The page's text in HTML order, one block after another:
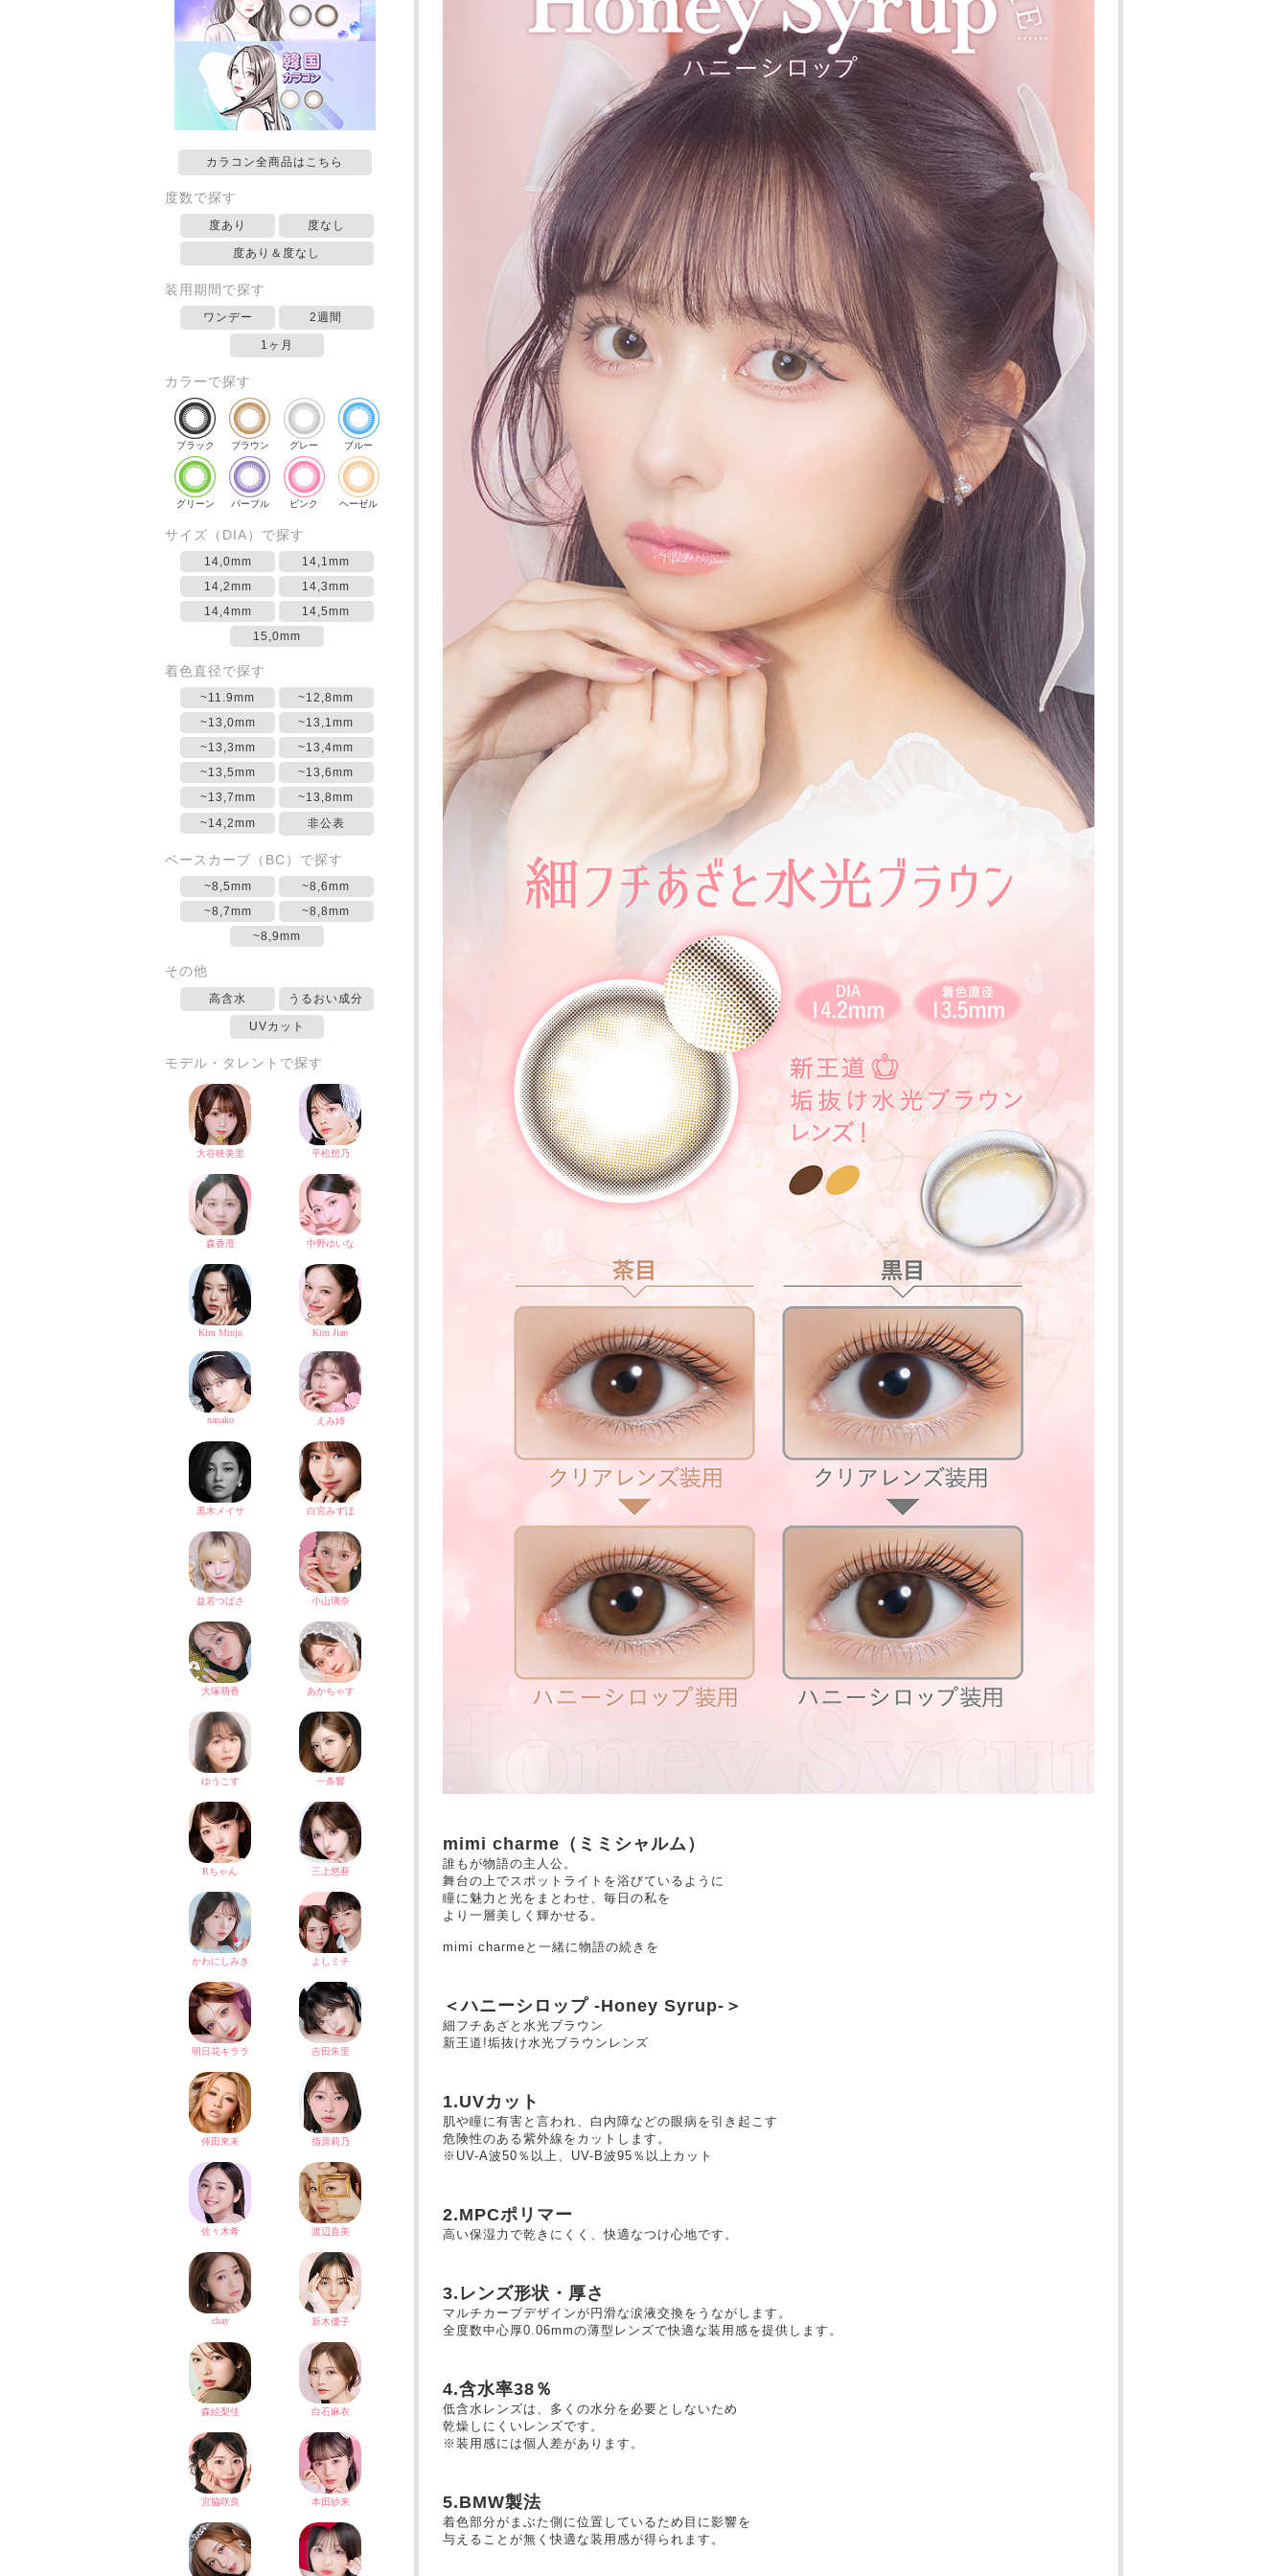
カラコン全商品はこちら
度数で探す
度あり 度なし
度あり＆度なし
装用期間で探す
ワンデー 2週間
1ヶ月
カラーで探す
ブラック ブラウン グレー ブルー
グリーン パープル ピンク ヘーゼル
サイズ（DIA）で探す
14,0mm
14,1mm
14,2mm
14,3mm
14,4mm
14,5mm
15,0mm
着色直径で探す
~11.9mm
~12,8mm
~13,0mm
~13,1mm
~13,3mm
~13,4mm
~13,5mm
~13,6mm
~13,7mm
~13,8mm
~14,2mm
非公表
ベースカーブ（BC）で探す
~8,5mm
~8,6mm
~8,7mm
~8,8mm
~8,9mm
その他
高含水 うるおい成分
UVカット
モデル・タレントで探す
mimi charme（ミミシャルム）
誰もが物語の主人公。
舞台の上でスポットライトを浴びているように
瞳に魅力と光をまとわせ、毎日の私を
より一層美しく輝かせる。
mimi charmeと一緒に物語の続きを
＜ハニーシロップ -Honey Syrup-＞
細フチあざと水光ブラウン
新王道!垢抜け水光ブラウンレンズ
1.UVカット
肌や瞳に有害と言われ、白内障などの眼病を引き起こす
危険性のある紫外線をカットします。
※UV-A波50％以上、UV-B波95％以上カット
2.MPCポリマー
高い保湿力で乾きにくく、快適なつけ心地です。
3.レンズ形状・厚さ
マルチカーブデザインが円滑な涙液交換をうながします。
全度数中心厚0.06mmの薄型レンズで快適な装用感を提供します。
4.含水率38％
低含水レンズは、多くの水分を必要としないため
乾燥しにくいレンズです。
※装用感には個人差があります。
5.BMW製法
着色部分がまぶた側に位置しているため目に影響を
与えることが無く快適な装用感が得られます。